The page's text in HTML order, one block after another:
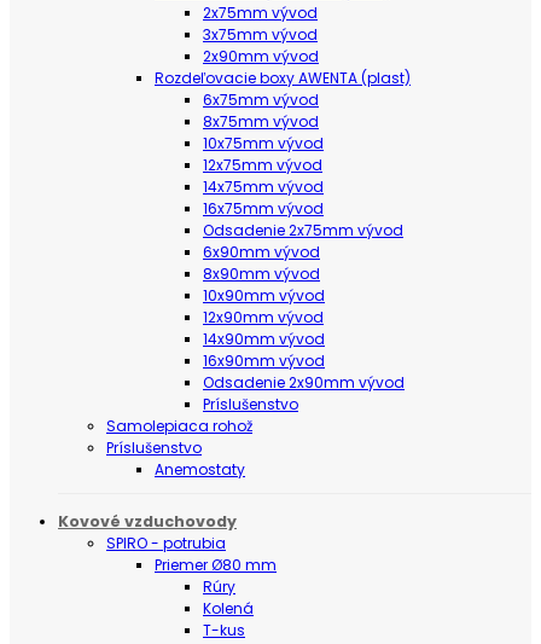
2x75mm vývod
3x75mm vývod
2x90mm vývod
Rozdeľovacie boxy AWENTA (plast)
6x75mm vývod
8x75mm vývod
10x75mm vývod
12x75mm vývod
14x75mm vývod
16x75mm vývod
Odsadenie 2x75mm vývod
6x90mm vývod
8x90mm vývod
10x90mm vývod
12x90mm vývod
14x90mm vývod
16x90mm vývod
Odsadenie 2x90mm vývod
Príslušenstvo
Samolepiaca rohož
Príslušenstvo
Anemostaty
Kovové vzduchovody
SPIRO - potrubia
Priemer Ø80 mm
Rúry
Kolená
T-kus